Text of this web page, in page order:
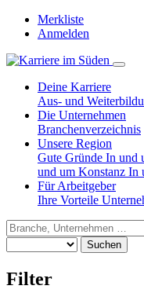
Merkliste
Anmelden
Deine Karriere
Aus- und
Die Unternehmen
Branchenverzeichnis
Unsere Region
Gute Gründe In und
und um Konstanz In
Für Arbeitgeber
Ihre Vorteile
Suchen
Filter